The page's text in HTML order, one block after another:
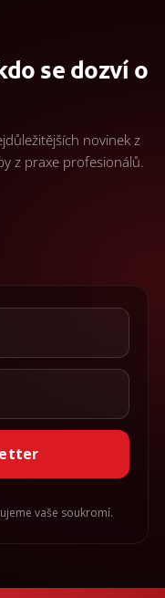
se dozví o
novinek z
z praxe profesionálů.
vaše soukromí.